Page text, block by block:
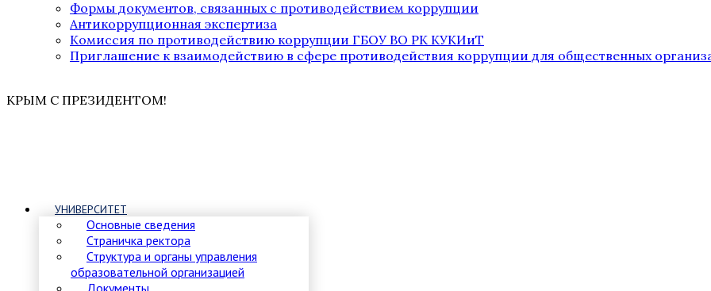
Формы документов, связанных с противодействием коррупции
Антикоррупционная экспертиза
Комиссия по противодействию коррупции ГБОУ ВО РК КУКИиТ
Приглашение к взаимодействию в сфере противодействия коррупции для общественных
КРЫМ С ПРЕЗИДЕНТОМ!
УНИВЕРСИТЕТ
Основные сведения
Страничка ректора
Структура и органы управления
образовательной организацией
Документы